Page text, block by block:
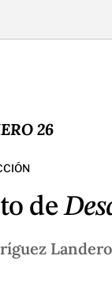
26
de